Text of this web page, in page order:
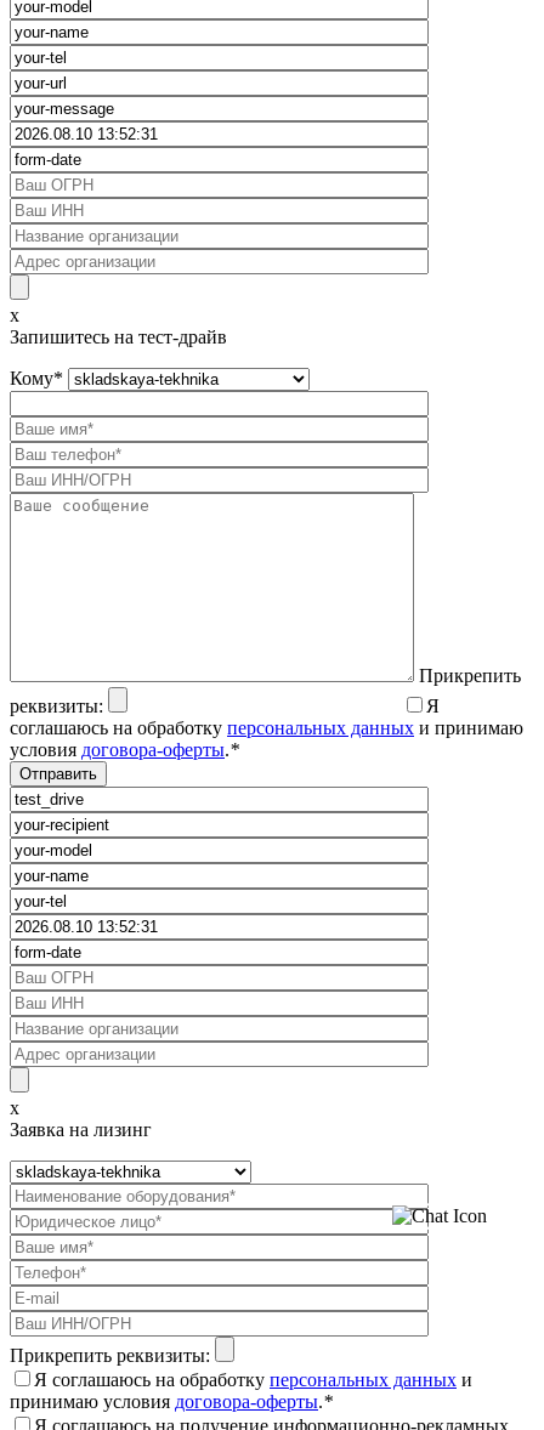
x
Запишитесь на тест-драйв
Кому*
Прикрепить
реквизиты:
Я
соглашаюсь на обработку персональных данных и принимаю
условия договора-оферты.*
x
Заявка на лизинг
Прикрепить реквизиты:
Я соглашаюсь на обработку персональных данных и
принимаю условия договора-оферты.*
Я соглашаюсь на получение информационно-рекламных